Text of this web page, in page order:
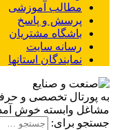
مطالب آموزشی
پرسش و پاسخ
باشگاه مشتریان
رسانه سایت
نمایندگان استانها
به پورتال تخصصی و
مشاغل وابسته خوش
جستجو برای: